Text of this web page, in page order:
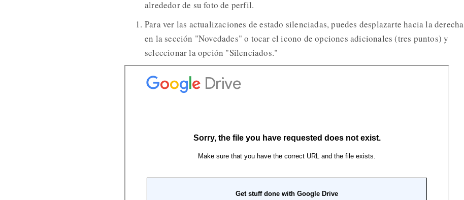
alrededor de su foto de perfil.
Para ver las actualizaciones de estado silenciadas, puedes desplazarte hacia la derecha
en la sección "Novedades" o tocar el icono de opciones adicionales (tres puntos) y
seleccionar la opción "Silenciados."